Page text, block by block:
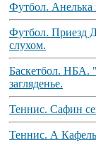
Футбол. Анелька
Футбол. Приезд
слухом.
Баскетбол. НБА.
загляденье.
Теннис. Сафин
Теннис. А